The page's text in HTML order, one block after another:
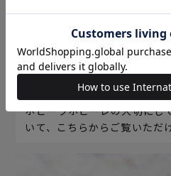
ホビーラホビーレについ
ホビーラホビーレの大切にし
いて、こちらからご覧いただ